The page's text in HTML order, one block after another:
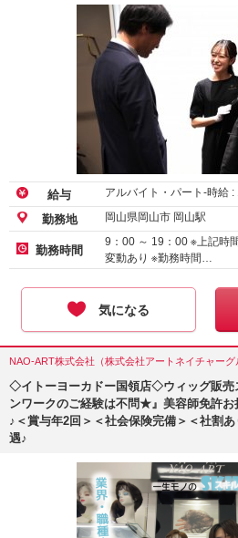
給与 アルバイト・パート-時給 :
勤務地 岡山県岡山市 岡山駅
勤務時間
9：00 ～ 19：00 ※上記時
変動あり ※勤務時間…
気になる
NAO-ART株式会社（株式会社アートネイチャー
◇イトーヨーカドー国領店◇ウィッグ販売
ンワークのご経験は不問★』美容師免許
♪＜賞与年2回＞＜社会保険完備＞＜社割
遇♪